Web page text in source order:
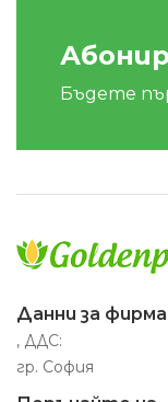
Бъдете
Данни за
, ДДС:
гр. София